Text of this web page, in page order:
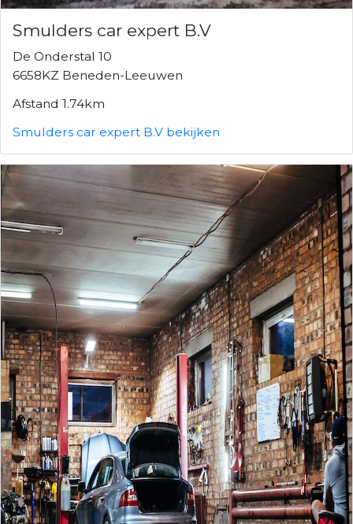
Smulders car expert B.V
De Onderstal 10
6658KZ Beneden-Leeuwen
Afstand 1.74km
Smulders car expert B.V bekijken